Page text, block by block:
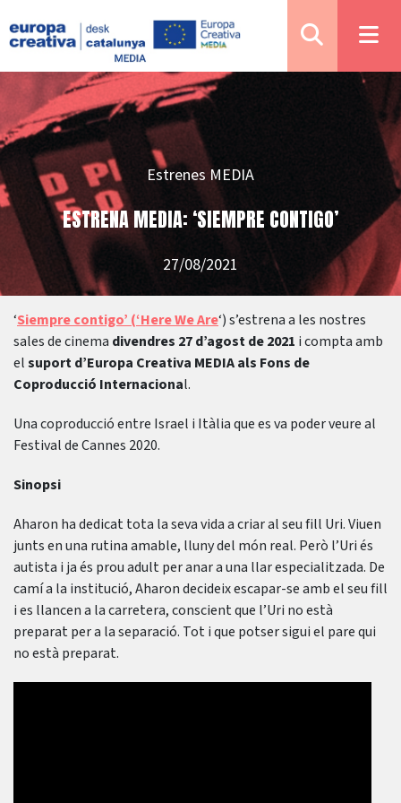
Estrenes MEDIA
ESTRENA MEDIA: ‘SIEMPRE CONTIGO’
27/08/2021
‘Siempre contigo’ (‘Here We Are‘) s’estrena a les nostres
sales de cinema divendres 27 d’agost de 2021 i compta amb
elsuport d’Europa Creativa MEDIA als Fons de
Coproducció Internacional.
Una coproducció entre Israel i Itàlia que es va poder veure al
Festival de Cannes 2020.
Sinopsi
Aharon ha dedicat tota la seva vida a criar al seu fill Uri. Viuen
junts en una rutina amable, lluny del món real. Però l’Uri és
autista i ja és prou adult per anar a una llar especialitzada. De
camí a la institució, Aharon decideix escapar-se amb el seu fill
i es llancen a la carretera, conscient que l’Uri no està
preparat per a la separació. Tot i que potser sigui el pare qui
no està preparat.